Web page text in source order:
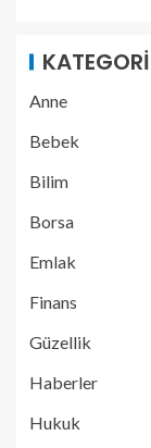
KATEGORI
Anne
Bebek
Bilim
Borsa
Emlak
Finans
Güzellik
Haberler
Hukuk